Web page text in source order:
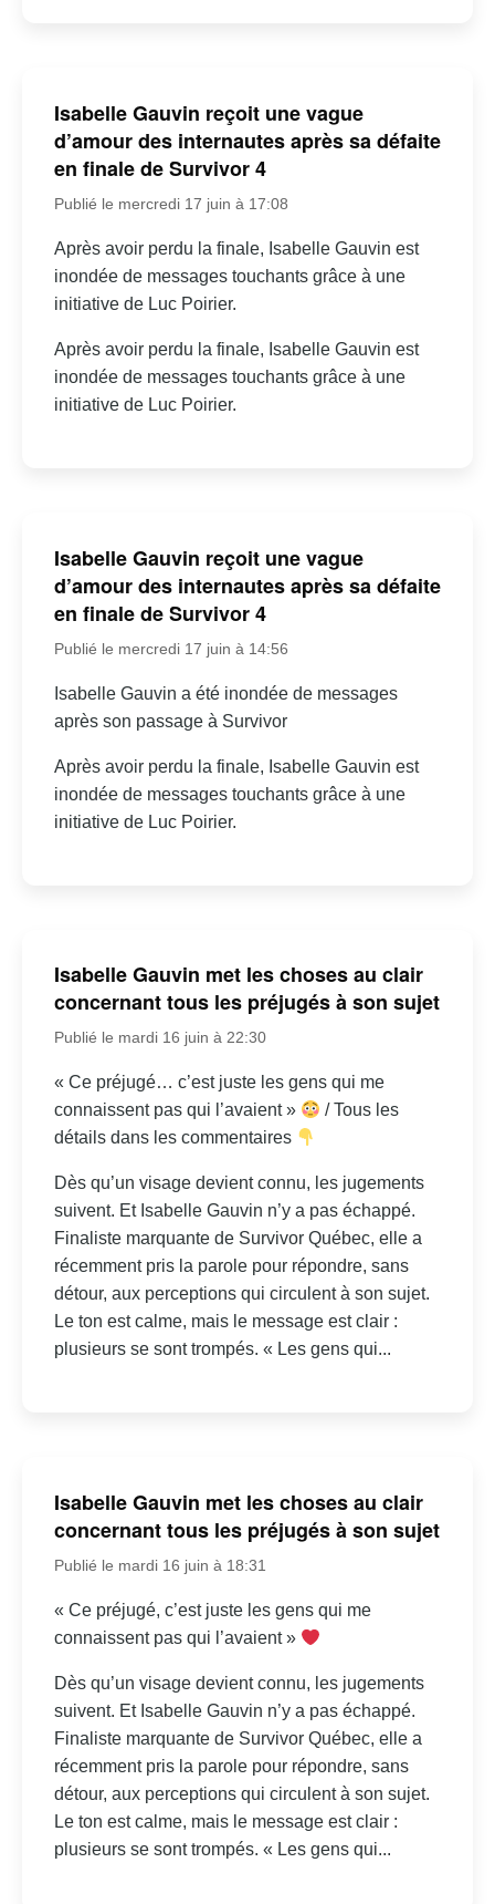
Isabelle Gauvin reçoit une vague
d’amour des internautes après sa défaite
en finale de Survivor 4
Publié le mercredi 17 juin à 17:08
Après avoir perdu la finale, Isabelle Gauvin est
inondée de messages touchants grâce à une
initiative de Luc Poirier.
Après avoir perdu la finale, Isabelle Gauvin est
inondée de messages touchants grâce à une
initiative de Luc Poirier.
Isabelle Gauvin reçoit une vague
d’amour des internautes après sa défaite
en finale de Survivor 4
Publié le mercredi 17 juin à 14:56
Isabelle Gauvin a été inondée de messages
après son passage à Survivor
Après avoir perdu la finale, Isabelle Gauvin est
inondée de messages touchants grâce à une
initiative de Luc Poirier.
Isabelle Gauvin met les choses au clair
concernant tous les préjugés à son sujet
Publié le mardi 16 juin à 22:30
« Ce préjugé… c’est juste les gens qui me
connaissent pas qui l’avaient »
/ Tous les
détails dans les commentaires
Dès qu’un visage devient connu, les jugements
suivent. Et Isabelle Gauvin n’y a pas échappé.
Finaliste marquante de Survivor Québec, elle a
récemment pris la parole pour répondre, sans
détour, aux perceptions qui circulent à son sujet.
Le ton est calme, mais le message est clair :
plusieurs se sont trompés. « Les gens qui...
Isabelle Gauvin met les choses au clair
concernant tous les préjugés à son sujet
Publié le mardi 16 juin à 18:31
« Ce préjugé, c’est juste les gens qui me
connaissent pas qui l’avaient »
Dès qu’un visage devient connu, les jugements
suivent. Et Isabelle Gauvin n’y a pas échappé.
Finaliste marquante de Survivor Québec, elle a
récemment pris la parole pour répondre, sans
détour, aux perceptions qui circulent à son sujet.
Le ton est calme, mais le message est clair :
plusieurs se sont trompés. « Les gens qui...